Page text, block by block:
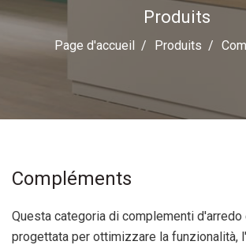
Produits
Page d'accueil Produits
Compléments
Questa categoria di complementi
progettata per ottimizzare la funzionalità,